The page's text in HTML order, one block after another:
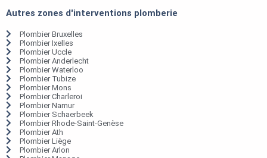
Autres zones d'interventions plomberie
Plombier Bruxelles
Plombier Ixelles
Plombier Uccle
Plombier Anderlecht
Plombier Waterloo
Plombier Tubize
Plombier Mons
Plombier Charleroi
Plombier Namur
Plombier Schaerbeek
Plombier Rhode-Saint-Genèse
Plombier Ath
Plombier Liège
Plombier Arlon